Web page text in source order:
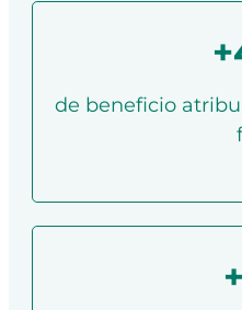
de beneficio